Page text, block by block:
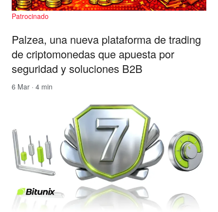
Patrocinado
Palzea, una nueva plataforma de trading
de criptomonedas que apuesta por
seguridad y soluciones B2B
6 Mar · 4 min